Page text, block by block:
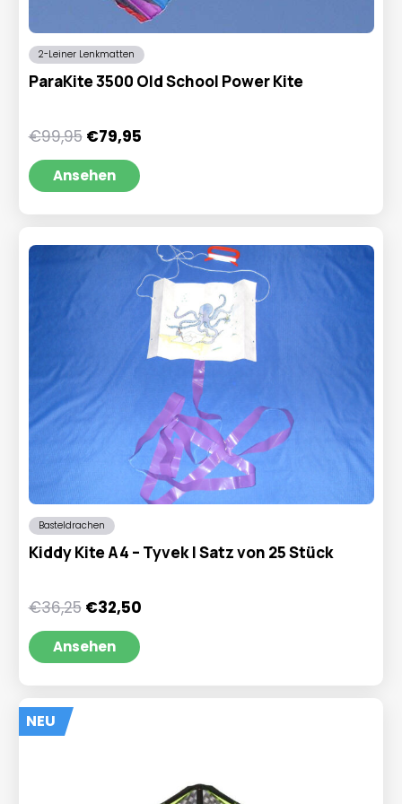
2-Leiner Lenkmatten
ParaKite 3500 Old School Power Kite
€99,95 Ursprünglicher
Preis
war:
€99,95
€79,95Aktueller
Ansehen
Basteldrachen
Kiddy Kite A4 – Tyvek | Satz von 25 Stück
€36,25 Ursprünglicher
Preis
war:
€36,25
€32,50Aktueller
Ansehen
NEU